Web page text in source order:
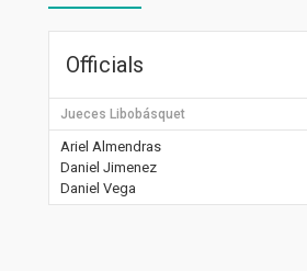
Officials
Jueces Libobásquet
Ariel Almendras
Daniel Jimenez
Daniel Vega